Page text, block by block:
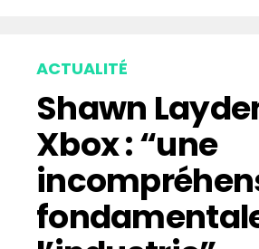
ACTUALITÉ
Shawn
Xbox : “une